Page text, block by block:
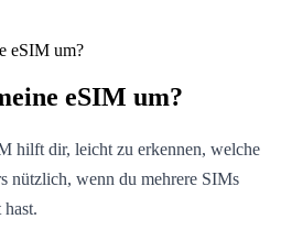
eSIM um?
eSIM um?
hilft dir, leicht zu erkennen, welche
nützlich, wenn du mehrere SIMs